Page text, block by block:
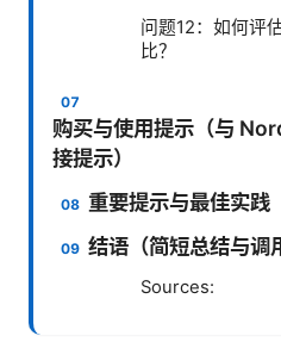
问题12：如何评
比？
购买与使用提示（与
接提示）
重要提示与最佳实践
结语（简短总结与调
Sources: